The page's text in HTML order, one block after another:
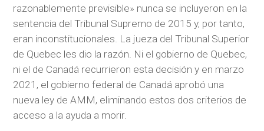
razonablemente previsible» nunca se incluyeron en la
sentencia del Tribunal Supremo de 2015 y, por tanto,
eran inconstitucionales. La jueza del Tribunal Superior
de Quebec les dio la razón. Ni el gobierno de Quebec,
ni el de Canadá recurrieron esta decisión y en marzo
2021, el gobierno federal de Canadá aprobó una
nueva ley de AMM, eliminando estos dos criterios de
acceso a la ayuda a morir.